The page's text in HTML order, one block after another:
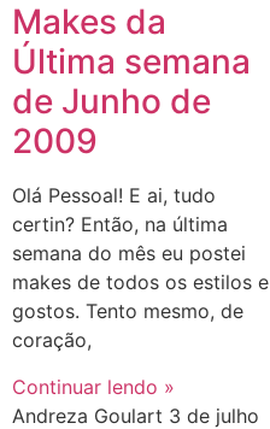
Makes da
Última semana
de Junho de
2009
Olá Pessoal! E ai, tudo
certin? Então, na última
semana do mês eu postei
makes de todos os estilos e
gostos. Tento mesmo, de
coração,
Continuar lendo »
Andreza Goulart 3 de julho